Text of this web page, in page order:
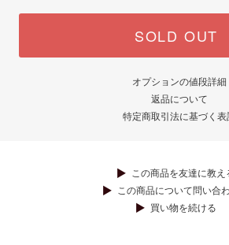
SOLD OUT
オプションの値段詳細
返品について
特定商取引法に基づく表
この商品を友達に教え
この商品について問い合
買い物を続ける